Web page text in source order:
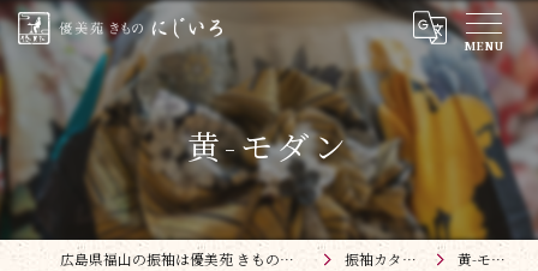
黄-モダン
広島県福山の振袖は優美苑 きものにじいろ 振袖カタログ 黄-モダン